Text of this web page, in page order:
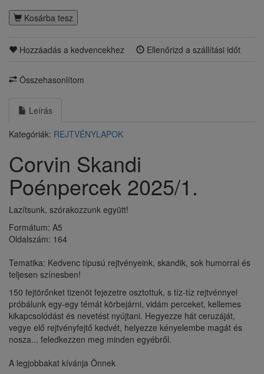
Kosárba tesz
Hozzáadás a kedvencekhez Ellenőrizd a szállítási időt
Összehasonlítom
Leírás
Kategóriák: REJTVÉNYLAPOK
Corvin Skandi
Poénpercek 2025/1.
Lazítsunk, szórakozzunk együtt!
Formátum: A5
Oldalszám: 164
Tematika: Kedvenc típusú rejtvényeink, skandik, sok humorral és
teljesen színesben!
150 fejtörőnket tizenöt fejezetre osztottuk, s tíz-tíz rejtvénnyel
próbálunk egy-egy témát körbejárni, vidám perceket, kellemes
kikapcsolódást és nevetést nyújtani. Hegyezze hát ceruzáját,
vegye elő rejtvényfejtő kedvét, helyezze kényelembe magát és
nosza... feledkezzen meg minden egyébről.
A legjobbakat kívánja Önnek